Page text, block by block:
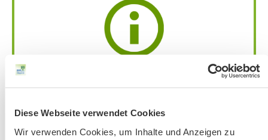
Diese Webseite verwendet Cookies
Wir verwenden Cookies, um Inhalte und Anzeigen zu
Achtung:
Änderungenunter 51 56 76-33 jeweils ab
Bitte beachten Sie unsere Hinweise zu
Bergausrüstung